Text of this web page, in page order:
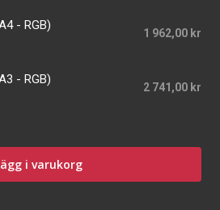
- RGB)
1 962,00 kr
- RGB)
2 741,00 kr
i varukorg